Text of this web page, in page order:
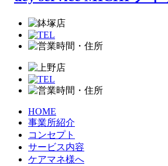
HOME
事業所紹介
コンセプト
サービス内容
ケアマネ様へ